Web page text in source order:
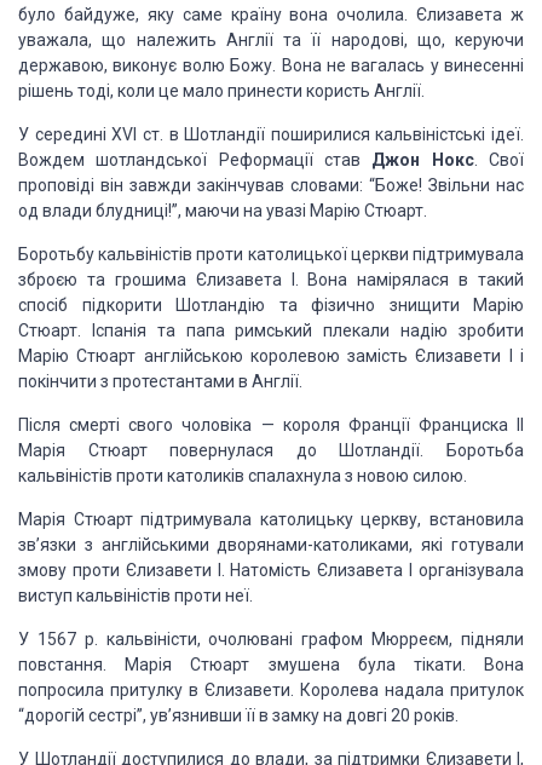
було байдуже, яку саме країну вона очолила. Єлизавета ж
уважала, що належить Англії та її народові, що, керуючи
державою, виконує волю Божу. Вона не вагалась у винесенні
рішень тоді, коли це мало принести користь Англії.
У середині XVI ст. в Шотландії поширилися кальвіністські ідеї.
Вождем шотландської Реформації став Джон Нокс. Свої
проповіді він завжди закінчував словами: “Боже! Звільни нас
од влади блудниці!”, маючи на увазі Марію Стюарт.
Боротьбу кальвіністів проти католицької церкви підтримувала
зброєю та грошима Єлизавета I. Вона намірялася в такий
спосіб підкорити Шотландію та фізично знищити Марію
Стюарт. Іспанія та папа римський плекали надію зробити
Марію Стюарт англійською королевою замість Єлизавети І і
покінчити з протестантами в Англії.
Після смерті свого чоловіка — короля Франції Франциска II
Марія Стюарт повернулася до Шотландії. Боротьба
кальвіністів проти католиків спалахнула з новою силою.
Марія Стюарт підтримувала католицьку церкву, встановила
зв’язки з англійськими дворянами-католиками, які готували
змову проти Єлизавети I. Натомість Єлизавета I організувала
виступ кальвіністів проти неї.
У 1567 р. кальвіністи, очолювані графом Мюрреєм, підняли
повстання. Марія Стюарт змушена була тікати. Вона
попросила притулку в Єлизавети. Королева надала притулок
“дорогій сестрі”, ув’язнивши її в замку на довгі 20 років.
У Шотландії доступилися до влади, за підтримки Єлизавети I,